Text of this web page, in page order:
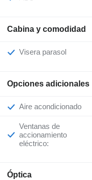
Cabina y comodidad
Visera parasol
Opciones adicionales
Aire acondicionado
Ventanas de
accionamiento
eléctrico:
Óptica